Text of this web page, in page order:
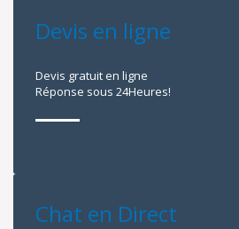
Devis en ligne
Devis gratuit en ligne
Réponse sous 24Heures!
Chat en Direct